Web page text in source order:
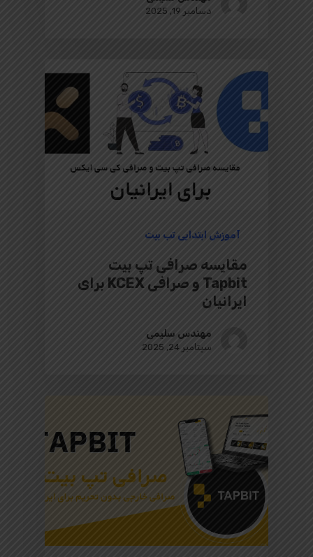
دسامبر 19, 2025
آموزش ابتدایی تب بیت
مقایسه صرافی تپ بیت
Tapbit و صرافی KCEX برای
ایرانیان
مهندس سلیمی
سپتامبر 24, 2025